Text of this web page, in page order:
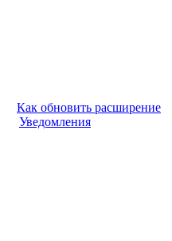
Как обновить расширение
Уведомления